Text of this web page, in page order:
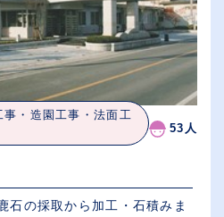
・造園工事・法面工
53人
石の採取から加工・石積みま